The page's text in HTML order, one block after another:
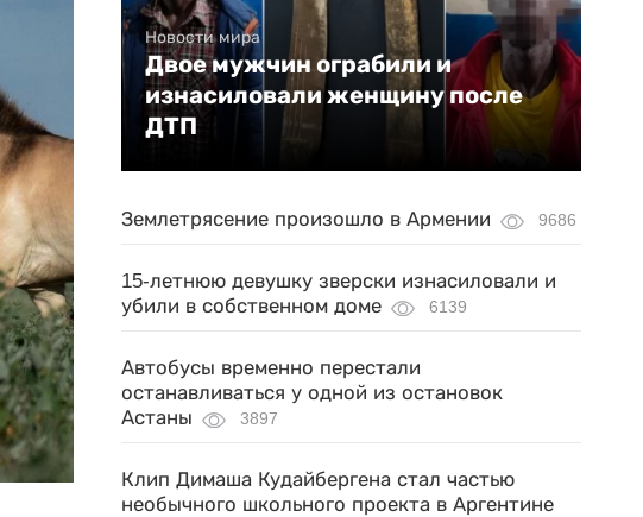
Новости мира
Двое мужчин ограбили и
изнасиловали женщину после
ДТП
Землетрясение произошло в Армении 9686
15-летнюю девушку зверски изнасиловали и
убили в собственном доме
6139
Автобусы временно перестали
останавливаться у одной из остановок
Астаны
3897
Клип Димаша Кудайбергена стал частью
необычного школьного проекта в Аргентине